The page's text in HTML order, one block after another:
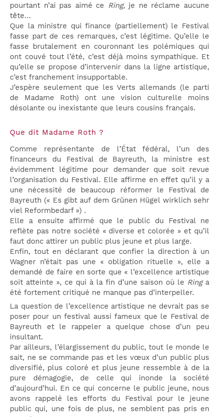
pourtant n’ai pas aimé ce Ring, je ne réclame aucune
tête…
Que la ministre qui finance (partiellement) le Festival
fasse part de ces remarques, c’est légitime. Qu’elle le
fasse brutalement en couronnant les polémiques qui
ont couvé tout l’été, c’est déjà moins sympathique. Et
qu’elle se propose d’intervenir dans la ligne artistique,
c’est franchement insupportable.
J’espère seulement que les Verts allemands (le parti
de Madame Roth) ont une vision culturelle moins
désolante ou inexistante que leurs cousins français.
Que dit Madame Roth ?
Comme représentante de l’État fédéral, l’un des
financeurs du Festival de Bayreuth, la ministre est
évidemment légitime pour demander que soit revue
l’organisation du Festival. Elle affirme en effet qu’il y a
une nécessité de beaucoup réformer le Festival de
Bayreuth (« Es gibt auf dem Grünen Hügel wirklich sehr
viel Reformbedarf ») .
Elle a ensuite affirmé que le public du Festival ne
reflète pas notre société « diverse et colorée » et qu’il
faut donc attirer un public plus jeune et plus large.
Enfin, tout en déclarant que confier la direction à un
Wagner n’était pas une « obligation rituelle », elle a
demandé de faire en sorte que « l’excellence artistique
soit atteinte », ce qui à la fin d’une saison où le Ringa
été fortement critiqué ne manque pas d’interpeller.
La question de l’excellence artistique ne devrait pas se
poser pour un festival aussi fameux que le Festival de
Bayreuth et le rappeler a quelque chose d’un peu
insultant.
Par ailleurs, l’élargissement du public, tout le monde le
sait, ne se commande pas et les vœux d’un public plus
diversifié, plus coloré et plus jeune ressemble à de la
pure démagogie, de celle qui inonde la société
d’aujourd’hui. En ce qui concerne le public jeune, nous
avons rappelé les efforts du Festival pour le jeune
public qui, une fois de plus, ne semblent pas pris en